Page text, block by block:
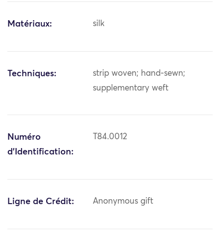
Matériaux: silk
Techniques:
strip woven; hand-sewn;
supplementary weft
Numéro
d'Identification:
T84.0012
Ligne de Crédit: Anonymous gift